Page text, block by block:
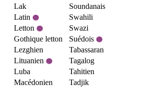
Lak
Soundanais
Latin
Swahili
Letton
Swazi
Gothique letton
Suédois
Lezghien
Tabassaran
Lituanien
Tagalog
Luba
Tahitien
Macédonien
Tadjik